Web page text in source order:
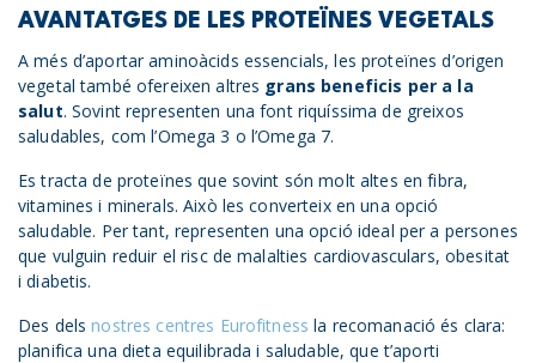
AVANTATGES DE LES PROTEÏNES VEGETALS
A més d’aportar aminoàcids essencials, les proteïnes d’origen
vegetal també ofereixen altres grans beneficis per a la
salut. Sovint representen una font riquíssima de greixos
saludables, com l’Omega 3 o l’Omega 7.
Es tracta de proteïnes que sovint són molt altes en fibra,
vitamines i minerals. Això les converteix en una opció
saludable. Per tant, representen una opció ideal per a persones
que vulguin reduir el risc de malalties cardiovasculars, obesitat
i diabetis.
Des delsnostres centres Eurofitness la recomanació és clara:
planifica una dieta equilibrada i saludable, que t’aporti